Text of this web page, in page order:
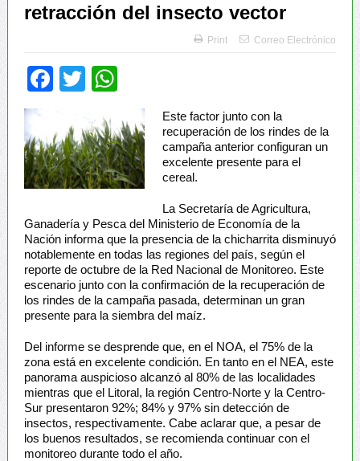
retracción del insecto vector
Print Correo Electrónico
Facebook
Twitter
Este factor junto con la
recuperación de los rindes de la
campaña anterior configuran un
excelente presente para el
cereal.
La Secretaría de Agricultura,
Ganadería y Pesca del Ministerio de Economía de la
Nación informa que la presencia de la chicharrita disminuyó
notablemente en todas las regiones del país, según el
reporte de octubre de la Red Nacional de Monitoreo. Este
escenario junto con la confirmación de la recuperación de
los rindes de la campaña pasada, determinan un gran
presente para la siembra del maíz.
Del informe se desprende que, en el NOA, el 75% de la
zona está en excelente condición. En tanto en el NEA, este
panorama auspicioso alcanzó al 80% de las localidades
mientras que el Litoral, la región Centro-Norte y la Centro-
Sur presentaron 92%; 84% y 97% sin detección de
insectos, respectivamente. Cabe aclarar que, a pesar de
los buenos resultados, se recomienda continuar con el
monitoreo durante todo el año.